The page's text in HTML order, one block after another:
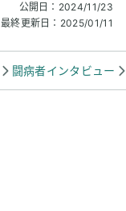
公開日： 2024/11/23
最終更新日： 2025/01/11
闘病者インタビュー